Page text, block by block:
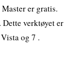
er gratis.
verktøyet er
og 7 .